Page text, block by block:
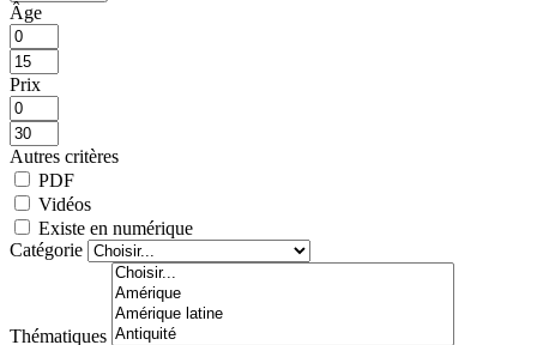
Âge
Prix
Autres critères
PDF
Vidéos
Existe en numérique
Catégorie
Thématiques